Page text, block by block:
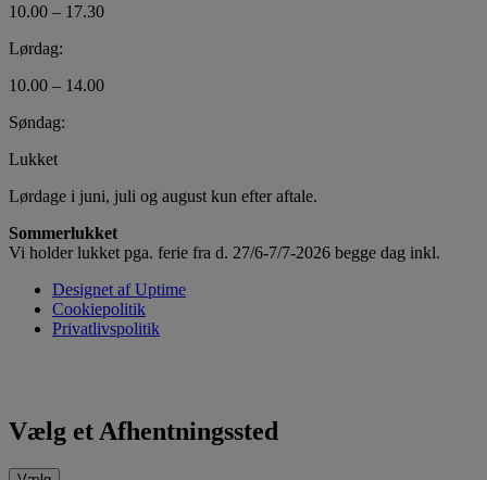
10.00 – 17.30
Lørdag:
10.00 – 14.00
Søndag:
Lukket
Lørdage i juni, juli og august kun efter aftale.
Sommerlukket
Vi holder lukket pga. ferie fra d. 27/6-7/7-2026 begge dag inkl.
Designet af Uptime
Cookiepolitik
Privatlivspolitik
Vælg et Afhentningssted